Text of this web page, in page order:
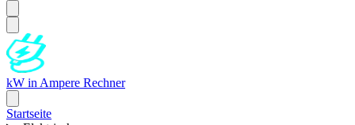
kW in Ampere Rechner
Startseite